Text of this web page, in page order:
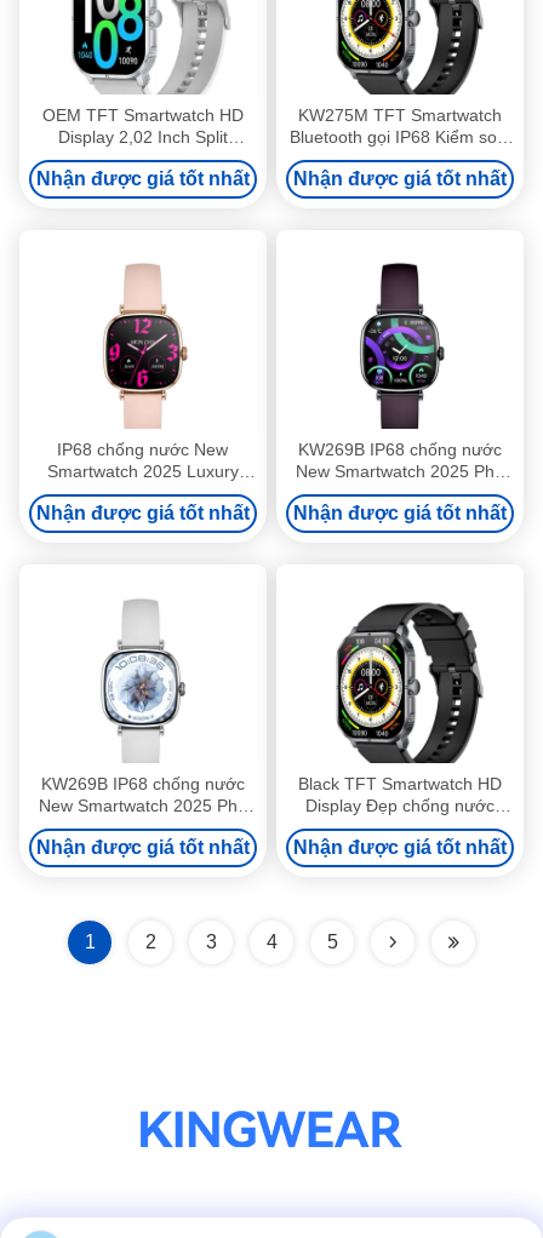
OEM TFT Smartwatch HD
Display 2,02 Inch Split
Screen Điện thoại thông
minh
Nhận được giá tốt nhất
KW275M TFT Smartwatch
Bluetooth gọi IP68 Kiểm soát
nước Đảo động Smartwatch
Nhận được giá tốt nhất
IP68 chống nước New
Smartwatch 2025 Luxury
Premium Smartwatches OEM
ODM
Nhận được giá tốt nhất
KW269B IP68 chống nước
New Smartwatch 2025 Phụ
nữ thời trang Smartwatch
Nhận được giá tốt nhất
KW269B IP68 chống nước
New Smartwatch 2025 Phụ
nữ thời trang Smartwatch
Nhận được giá tốt nhất
Black TFT Smartwatch HD
Display Đẹp chống nước
Đồng hồ thể dục
Nhận được giá tốt nhất
1 2 3 4 5